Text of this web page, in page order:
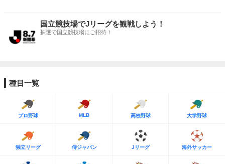
国立競技場でJリーグを観戦しよう！
抽選で国立競技場にご招待！
種目一覧
プロ野球 MLB 高校野球 大学野球
独立リーグ 侍ジャパン Jリーグ 海外サッカー